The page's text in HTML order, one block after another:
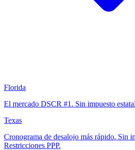
Florida
El mercado DSCR #1. Sin impuesto
Texas
Cronograma de desalojo más rápido. Sin
Restricciones PPP.